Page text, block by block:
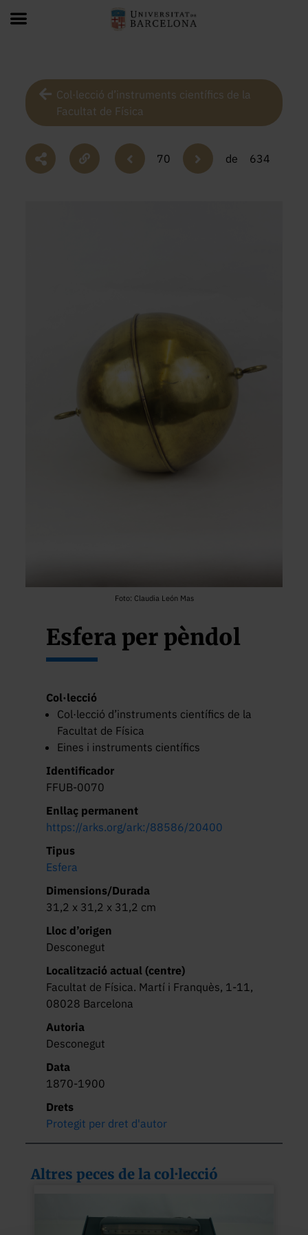
Col·lecció d’instruments científics de la
Facultat de Física
70 de 634
Foto: Claudia León Mas
Esfera per pèndol
Col·lecció
Col·lecció d’instruments científics de la
Facultat de Física
Eines i instruments científics
Identificador
FFUB-0070
Enllaç permanent
https://arks.org/ark:/88586/20400
Tipus
Esfera
Dimensions/Durada
31,2 x 31,2 x 31,2 cm
Lloc d’origen
Desconegut
Localització actual (centre)
Facultat de Física. Martí i Franquès, 1-11,
08028 Barcelona
Autoria
Desconegut
Data
1870-1900
Drets
Protegit per dret d'autor
Altres peces de la col·lecció